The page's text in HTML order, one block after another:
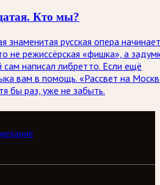
Кто мы?
знаменитая русская опера
не режиссёрская «фишка», а
написал либретто. Если ещё
вам в помощь. «Рассвет на
бы раз, уже не забыть.